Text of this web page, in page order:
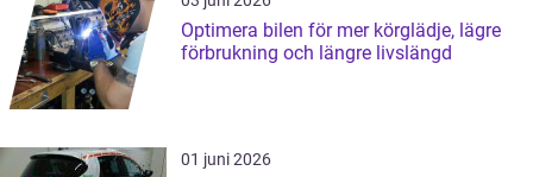
Optimera bilen för mer körglädje, lägre
förbrukning och längre livslängd
01 juni 2026